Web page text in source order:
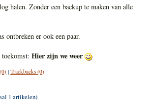
halen. Zonder een backup te maken van alle
ontbreken er ook een paar.
toekomst: Hier zijn we weer
| Trackbacks (0)
1 artikelen)